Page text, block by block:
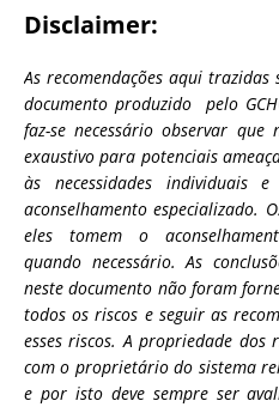
Disclaimer:
As recomendações aqui
documento produzido pelo
faz-se necessário observar
exaustivo para potenciais
às necessidades
aconselhamento especializado.
eles tomem o
quando necessário. As
neste documento não foram
todos os riscos e seguir as
esses riscos. A propriedade dos
com o proprietário do sistema
e por isto deve sempre ser